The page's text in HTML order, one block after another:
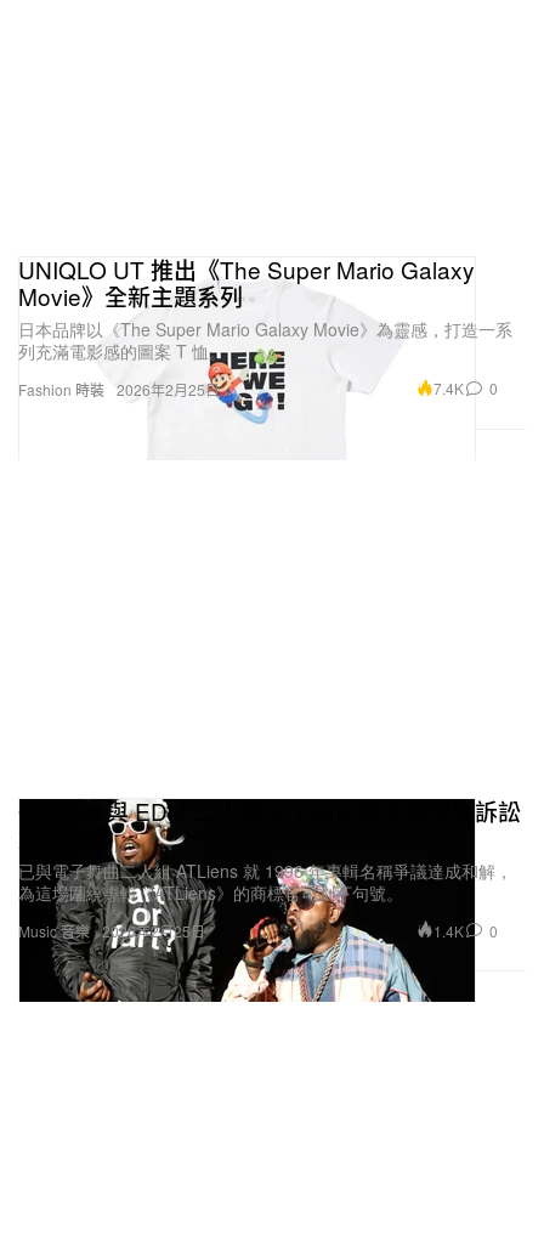
Fashion 時裝
UNIQLO UT 推出《The Super Mario Galaxy
Movie》全新主題系列
日本品牌以《The Super Mario Galaxy Movie》為靈感，打造一系
列充滿電影感的圖案 T 恤。
2026年2月25日 7.4K 0
Music 音樂
Outkast 與 EDM 二人組 ATLiens 就商標侵權訴訟
達成和解
已與電子舞曲二人組 ATLiens 就 1996 年專輯名稱爭議達成和解，
為這場圍繞專輯《ATLiens》的商標官司劃下句號。
2026年2月25日 1.4K 0